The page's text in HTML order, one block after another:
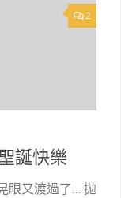
2
誕快樂
眼又渡過了… 拋